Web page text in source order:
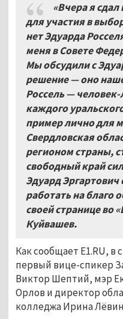
«Вчера я
для участия в
нет Эдуарда
меня в Совете
Мы обсудили с
решение — оно
Россель —
каждого
пример лично для
Свердловская
регионом страны,
свободный край
Эдуард
работать на благо
своей странице во
Куйвашев.
Как сообщает E1.RU, в
первый вице-спикер
Виктор Шептий, мэр
Орлов и директор
колледжа Ирина